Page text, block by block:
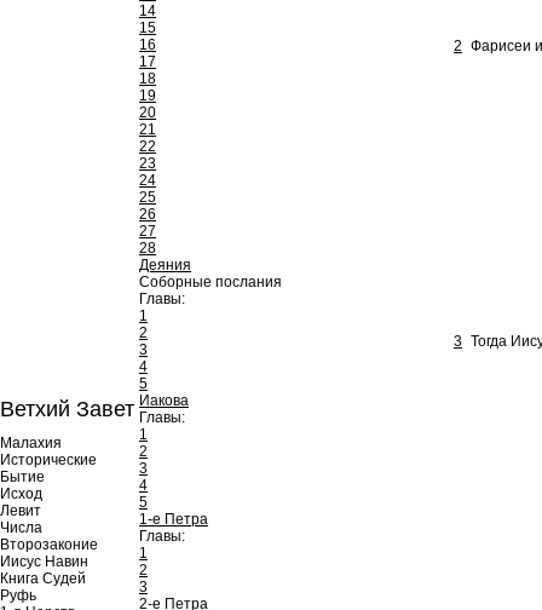
Ветхий Завет
Малахия
Исторические
Бытие
Исход
Левит
Числа
Второзаконие
Иисус Навин
Книга Судей
Руфь
14
15
16
17
18
19
20
21
22
23
24
25
26
27
28
Деяния
Соборные послания
Главы:
1
2
3
4
5
Иакова
Главы:
1
2
3
4
5
1-е Петра
Главы:
1
2
3
2-е Петра
2 Фарисеи
3 Тогда